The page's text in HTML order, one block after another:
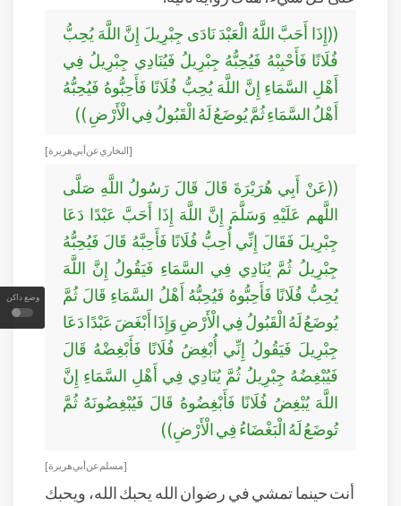
وضع داكن
((إِذَا أَحَبَّ اللَّهُ الْعَبْدَ نَادَى جِبْرِيلَ إِنَّ اللَّهَ يُحِبُّ
فُلَانًا فَأَحْبِبْهُ فَيُحِبُّهُ جِبْرِيلُ فَيُنَادِي جِبْرِيلُ فِي
أَهْلِ السَّمَاءِ إِنَّ اللَّهَ يُحِبُّ فُلَانًا فَأَحِبُّوهُ فَيُحِبُّهُ
أَهْلُ السَّمَاءِ ثُمَّ يُوضَعُ لَهُ الْقَبُولُ فِي الْأَرْضِ ))
[البخاري عن أبي هريرة]
((عَنْ أَبِي هُرَيْرَةَ قَالَ قَالَ رَسُولُ اللَّهِ صَلَّى
اللَّهم عَلَيْهِ وَسَلَّمَ إِنَّ اللَّهَ إِذَا أَحَبَّ عَبْدًا دَعَا
جِبْرِيلَ فَقَالَ إِنِّي أُحِبُّ فُلَانًا فَأَحِبَّهُ قَالَ فَيُحِبُّهُ
جِبْرِيلُ ثُمَّ يُنَادِي فِي السَّمَاءِ فَيَقُولُ إِنَّ اللَّهَ
يُحِبُّ فُلَانًا فَأَحِبُّوهُ فَيُحِبُّهُ أَهْلُ السَّمَاءِ قَالَ ثُمَّ
يُوضَعُ لَهُ الْقَبُولُ فِي الْأَرْضِ وَإِذَا أَبْغَضَ عَبْدًا دَعَا
جِبْرِيلَ فَيَقُولُ إِنِّي أُبْغِضُ فُلَانًا فَأَبْغِضْهُ قَالَ
فَيُبْغِضُهُ جِبْرِيلُ ثُمَّ يُنَادِي فِي أَهْلِ السَّمَاءِ إِنَّ
اللَّهَ يُبْغِضُ فُلَانًا فَأَبْغِضُوهُ قَالَ فَيُبْغِضُونَهُ ثُمَّ
تُوضَعُ لَهُ الْبَغْضَاءُ فِي الْأَرْضِ))
[مسلم عن أبي هريرة]
أنت حينما تمشي في رضوان الله يحبك الله، ويحبك